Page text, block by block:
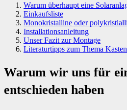
Warum überhaupt eine
Einkaufsliste
Monokristalline oder
Installationsanleitung
Unser Fazit zur Montage
Literaturtipps zum Thema
Warum wir uns für
entschieden haben